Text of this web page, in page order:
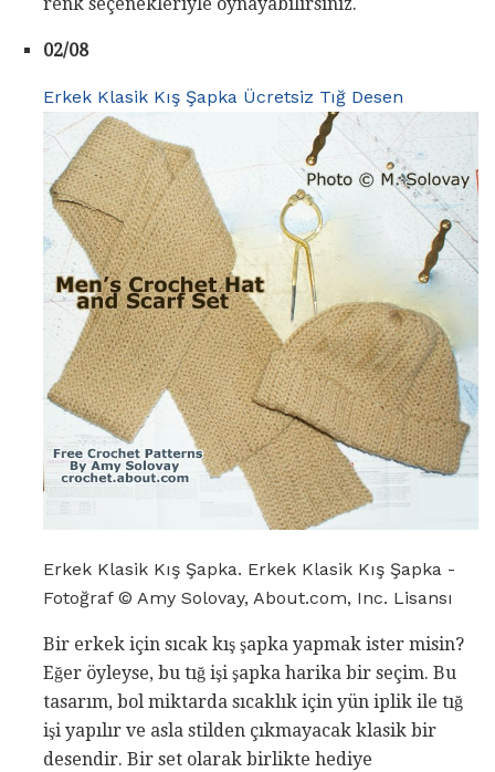
02/08
Erkek Klasik Kış Şapka Ücretsiz Tığ Desen
Erkek Klasik Kış Şapka. Erkek Klasik Kış Şapka -
Fotoğraf © Amy Solovay, About.com, Inc. Lisansı
Bir erkek için sıcak kış şapka yapmak ister misin?
Eğer öyleyse, bu tığ işi şapka harika bir seçim. Bu
tasarım, bol miktarda sıcaklık için yün iplik ile tığ
işi yapılır ve asla stilden çıkmayacak klasik bir
desendir. Bir set olarak birlikte hediye